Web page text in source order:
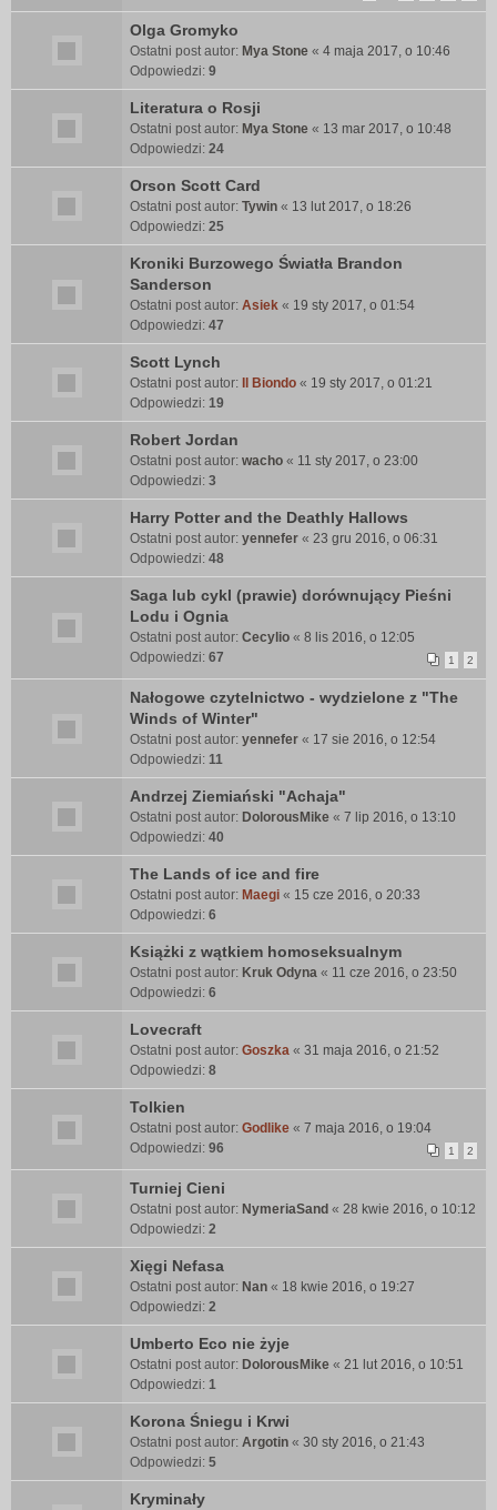
Olga Gromyko
Ostatni post autor: Mya Stone « 4 maja 2017, o 10:46
Odpowiedzi: 9
Literatura o Rosji
Ostatni post autor: Mya Stone « 13 mar 2017, o 10:48
Odpowiedzi: 24
Orson Scott Card
Ostatni post autor: Tywin « 13 lut 2017, o 18:26
Odpowiedzi: 25
Kroniki Burzowego Światła Brandon
Sanderson
Ostatni post autor: Asiek « 19 sty 2017, o 01:54
Odpowiedzi: 47
Scott Lynch
Ostatni post autor: Il Biondo « 19 sty 2017, o 01:21
Odpowiedzi: 19
Robert Jordan
Ostatni post autor: wacho « 11 sty 2017, o 23:00
Odpowiedzi: 3
Harry Potter and the Deathly Hallows
Ostatni post autor: yennefer « 23 gru 2016, o 06:31
Odpowiedzi: 48
Saga lub cykl (prawie) dorównujący Pieśni
Lodu i Ognia
Ostatni post autor: Cecylio « 8 lis 2016, o 12:05
Odpowiedzi: 67 1 2
Nałogowe czytelnictwo - wydzielone z "The
Winds of Winter"
Ostatni post autor: yennefer « 17 sie 2016, o 12:54
Odpowiedzi: 11
Andrzej Ziemiański "Achaja"
Ostatni post autor: DolorousMike « 7 lip 2016, o 13:10
Odpowiedzi: 40
The Lands of ice and fire
Ostatni post autor: Maegi « 15 cze 2016, o 20:33
Odpowiedzi: 6
Książki z wątkiem homoseksualnym
Ostatni post autor: Kruk Odyna « 11 cze 2016, o 23:50
Odpowiedzi: 6
Lovecraft
Ostatni post autor: Goszka « 31 maja 2016, o 21:52
Odpowiedzi: 8
Tolkien
Ostatni post autor: Godlike « 7 maja 2016, o 19:04
Odpowiedzi: 96 1 2
Turniej Cieni
Ostatni post autor: NymeriaSand « 28 kwie 2016, o 10:12
Odpowiedzi: 2
Xięgi Nefasa
Ostatni post autor: Nan « 18 kwie 2016, o 19:27
Odpowiedzi: 2
Umberto Eco nie żyje
Ostatni post autor: DolorousMike « 21 lut 2016, o 10:51
Odpowiedzi: 1
Korona Śniegu i Krwi
Ostatni post autor: Argotin « 30 sty 2016, o 21:43
Odpowiedzi: 5
Kryminały